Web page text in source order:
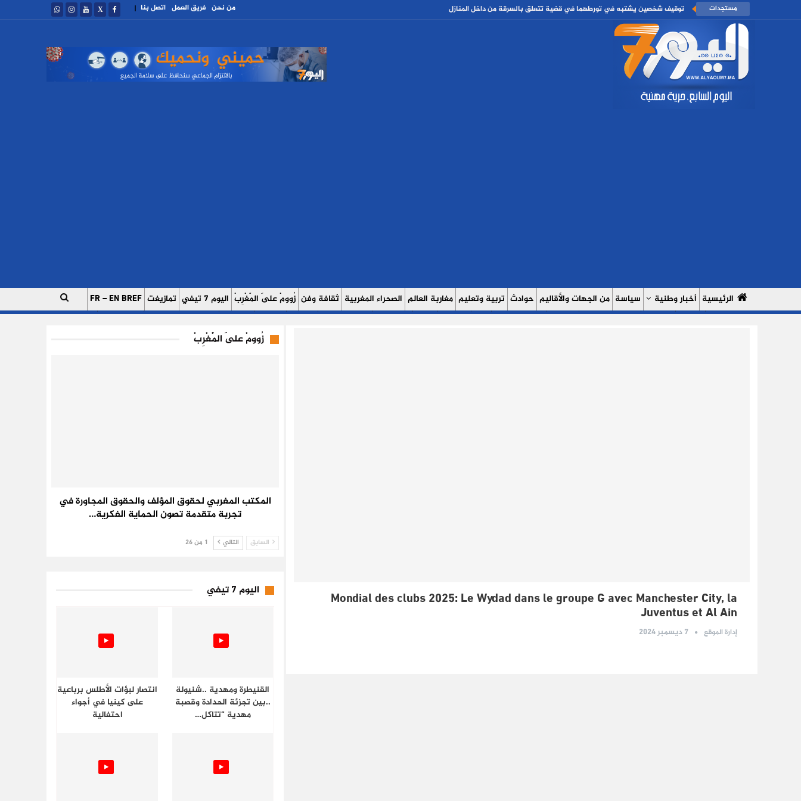
| اتصل بنا فريق العمل من نحن مستجدات توقيف شخصين يشتبه في تورطهما في قضية تتعلق بالسرقة من داخل المنازل
الرئيسية أخبار وطنية سياسة من الجهات والأقاليم حوادث تربية وتعليم مغاربة العالم الصحراء المغربية ثقافة وفن زُوومْ عَلَى الْمَغْرِبْ اليوم 7 تيفي تمازيغت FR – EN BREF
Mondial des clubs 2025: Le Wydad dans le groupe G avec Manchester City, la
Juventus et Al Ain
إدارة الموقع 7 ديسمبر 2024
زُوومْ عَلَى الْمَغْرِبْ
المكتب المغربي لحقوق المؤلف والحقوق المجاورة في
تجربة متقدمة تصون الحماية الفكرية…
السابق التالي 1 من 26
اليوم 7 تيفي
القنيطرة ومهدية ..شنيولة
..بين تجزئة الحدادة وقصبة
مهدية “تتاكل…
انتصار لبؤات الأطلس برباعية
على كينيا في أجواء
احتفالية